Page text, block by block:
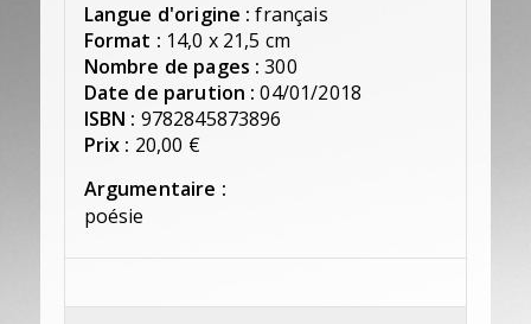
Langue d'origine : français
Format : 14,0 x 21,5 cm
Nombre de pages : 300
Date de parution : 04/01/2018
ISBN : 9782845873896
Prix : 20,00 €
Argumentaire :
poésie